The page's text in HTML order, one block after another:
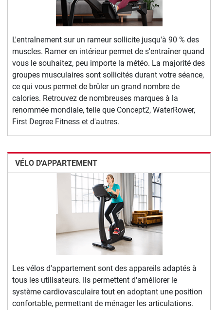
L'entraînement sur un rameur sollicite jusqu'à 90 % des
muscles. Ramer en intérieur permet de s'entraîner quand
vous le souhaitez, peu importe la météo. La majorité des
groupes musculaires sont sollicités durant votre séance,
ce qui vous permet de brûler un grand nombre de
calories. Retrouvez de nombreuses marques à la
renommée mondiale, telle que Concept2, WaterRower,
First Degree Fitness et d'autres.
VÉLO D'APPARTEMENT
Les vélos d'appartement sont des appareils adaptés à
tous les utilisateurs. Ils permettent d'améliorer le
système cardiovasculaire tout en adoptant une position
confortable, permettant de ménager les articulations.